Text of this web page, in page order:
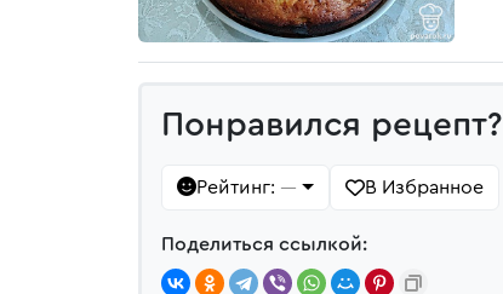
Понравился рецепт?
Рейтинг: — В Избранное
Поделиться ссылкой: